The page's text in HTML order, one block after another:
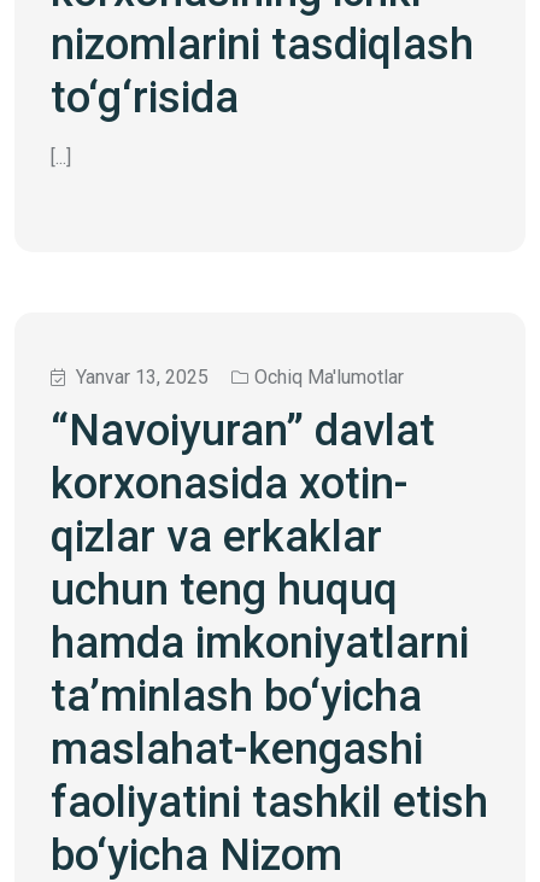
nizomlarini tasdiqlash
to‘g‘risida
[...]
Yanvar 13, 2025 Ochiq Ma'lumotlar
“Navoiyuran” davlat
korxonasida xotin-
qizlar va erkaklar
uchun teng huquq
hamda imkoniyatlarni
ta’minlash bo‘yicha
maslahat-kengashi
faoliyatini tashkil etish
bo‘yicha Nizom